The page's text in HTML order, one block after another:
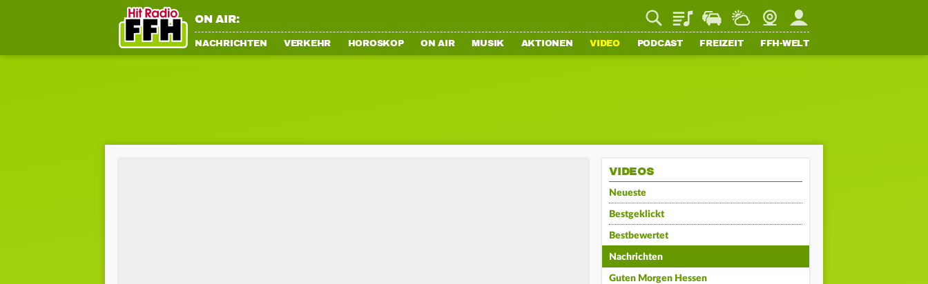
ON AIR: PlaylistStaupilotWetterWebcamMein FFH
NACHRICHTEN VERKEHR HOROSKOP ON AIR MUSIK AKTIONEN VIDEO PODCAST FREIZEIT FFH-WELT
VIDEOS
Neueste
Bestgeklickt
Bestbewertet
Nachrichten
Guten Morgen Hessen